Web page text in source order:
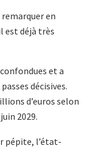
en
est déjà très
et a
décisives.
d’euros selon
2029.
pépite, l’état-